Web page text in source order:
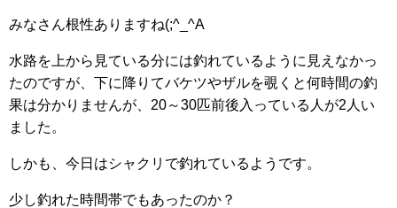
みなさん根性ありますね(;^_^A
水路を上から見ている分には釣れているように見えなかっ
たのですが、下に降りてバケツやザルを覗くと何時間の釣
果は分かりませんが、20～30匹前後入っている人が2人い
ました。
しかも、今日はシャクリで釣れているようです。
少し釣れた時間帯でもあったのか？